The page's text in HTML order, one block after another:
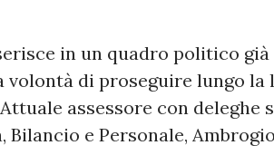
in un quadro politico
di proseguire lungo la
assessore con deleghe
e Personale,